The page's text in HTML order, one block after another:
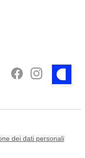
dei dati personali